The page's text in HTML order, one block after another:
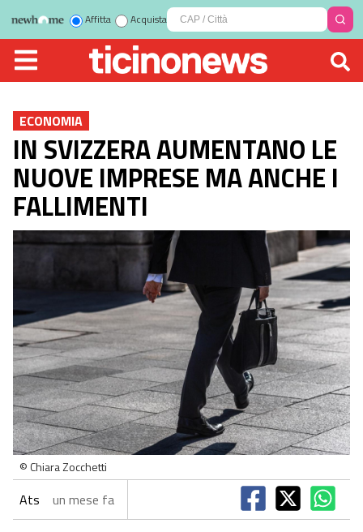
Affitta Acquista
ECONOMIA
IN SVIZZERA AUMENTANO LE
NUOVE IMPRESE MA ANCHE I
FALLIMENTI
© Chiara Zocchetti
Ats un mese fa